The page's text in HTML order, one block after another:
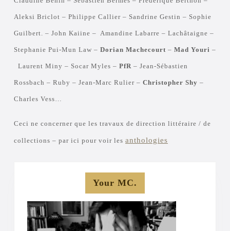
Aleksi Briclot – Philippe Callier – Sandrine Gestin – Sophie
Guilbert. – John Kaiine – Amandine Labarre – Lachâtaigne –
Stephanie Pui-Mun Law – Dorian Machecourt – Mad Youri –
Laurent Miny – Socar Myles – PfR – Jean-Sébastien
Rossbach – Ruby – Jean-Marc Rulier – Christopher Shy –
Charles Vess…
Ceci ne concerner que les travaux de direction littéraire / de
collections – par ici pour voir les anthologies
Your MC.